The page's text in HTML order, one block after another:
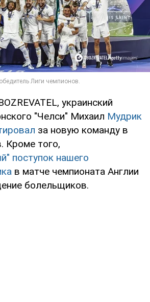
украинский
"Челси" Михаил Мудрик
за новую команду в
Кроме того,
поступок нашего
в матче чемпионата Англии
болельщиков.